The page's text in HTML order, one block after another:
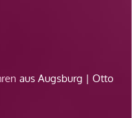
aus Augsburg | Otto